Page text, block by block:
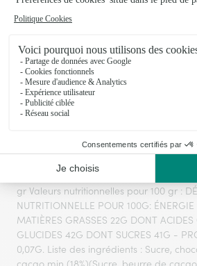
Allergènes : Lait, fruits à coque
obligatoire excepté céleri, crustacé,
Conservation : Ternir au sec et au frais
l'humidité. DLC : voir emballage (01/05/
gr Valeurs nutritionnelles pour 100 gr :
NUTRITIONNELLE POUR 100G:
MATIÈRES GRASSES 22G DONT ACIDES
GLUCIDES 42G DONT SUCRES 41G -
0,07G. Liste des ingrédients : Sucre,